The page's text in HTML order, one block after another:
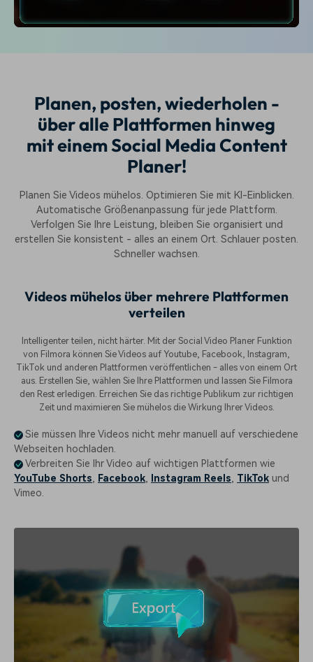
Planen, posten, wiederholen -
über alle Plattformen hinweg
mit einem Social Media Content
Planer!
Planen Sie Videos mühelos. Optimieren Sie mit KI-Einblicken.
Automatische Größenanpassung für jede Plattform.
Verfolgen Sie Ihre Leistung, bleiben Sie organisiert und
erstellen Sie konsistent - alles an einem Ort. Schlauer posten.
Schneller wachsen.
Videos mühelos über mehrere Plattformen
verteilen
Intelligenter teilen, nicht härter. Mit der Social Video Planer Funktion
von Filmora können Sie Videos auf Youtube, Facebook, Instagram,
TikTok und anderen Plattformen veröffentlichen - alles von einem Ort
aus. Erstellen Sie, wählen Sie Ihre Plattformen und lassen Sie Filmora
den Rest erledigen. Erreichen Sie das richtige Publikum zur richtigen
Zeit und maximieren Sie mühelos die Wirkung Ihrer Videos.
Sie müssen Ihre Videos nicht mehr manuell auf verschiedene
Webseiten hochladen.
Verbreiten Sie Ihr Video auf wichtigen Plattformen wie
YouTube Shorts
Facebook Instagram Reels TikTok und
Vimeo.